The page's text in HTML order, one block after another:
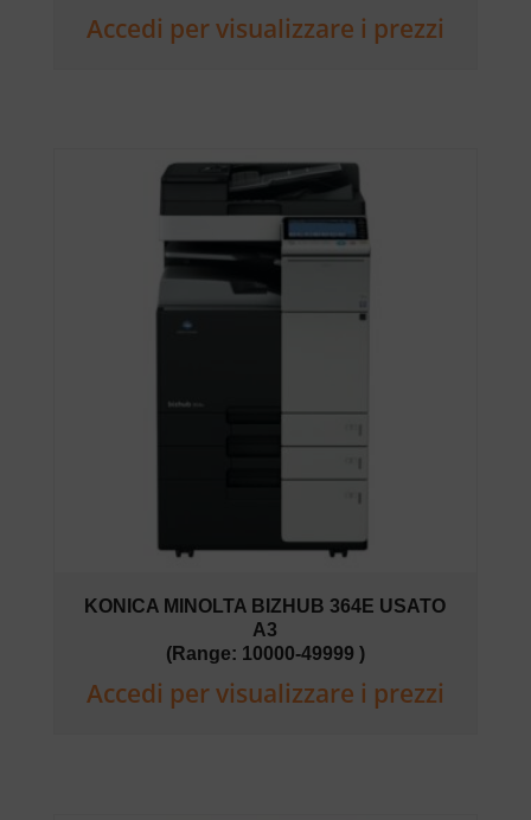
Accedi per visualizzare i prezzi
KONICA MINOLTA BIZHUB 364E USATO
A3
(Range: 10000-49999 )
Accedi per visualizzare i prezzi